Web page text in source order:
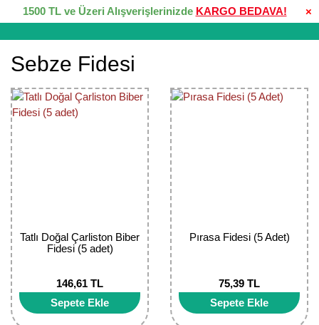
×
1500 TL ve Üzeri Alışverişlerinizde KARGO BEDAVA!
Sebze Fidesi
Tatlı Doğal Çarliston Biber
Fidesi (5 adet)
146,61 TL
Sepete Ekle
Pırasa Fidesi (5 Adet)
75,39 TL
Sepete Ekle